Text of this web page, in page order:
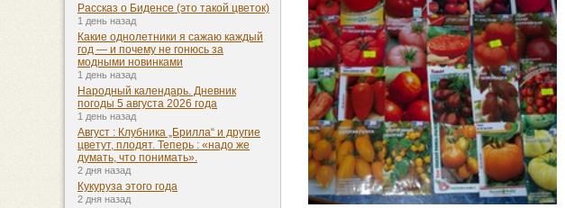
Рассказ о Биденсе (это такой цветок)
1 день назад
Какие однолетники я сажаю каждый
год — и почему не гонюсь за
модными новинками
1 день назад
Народный календарь. Дневник
погоды 5 августа 2026 года
1 день назад
Август : Клубника „Брилла“ и другие
цветут, плодят. Теперь : «надо же
думать, что понимать».
2 дня назад
Кукуруза этого года
2 дня назад